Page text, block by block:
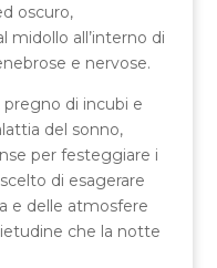
oscuro,
midollo all’interno di
e nervose.
di incubi e
del sonno,
per festeggiare i
di esagerare
e delle atmosfere
che la notte